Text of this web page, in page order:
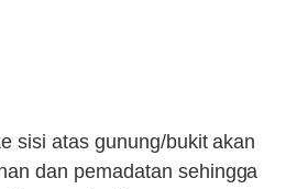
sisi atas gunung/bukit akan
dan pemadatan sehingga